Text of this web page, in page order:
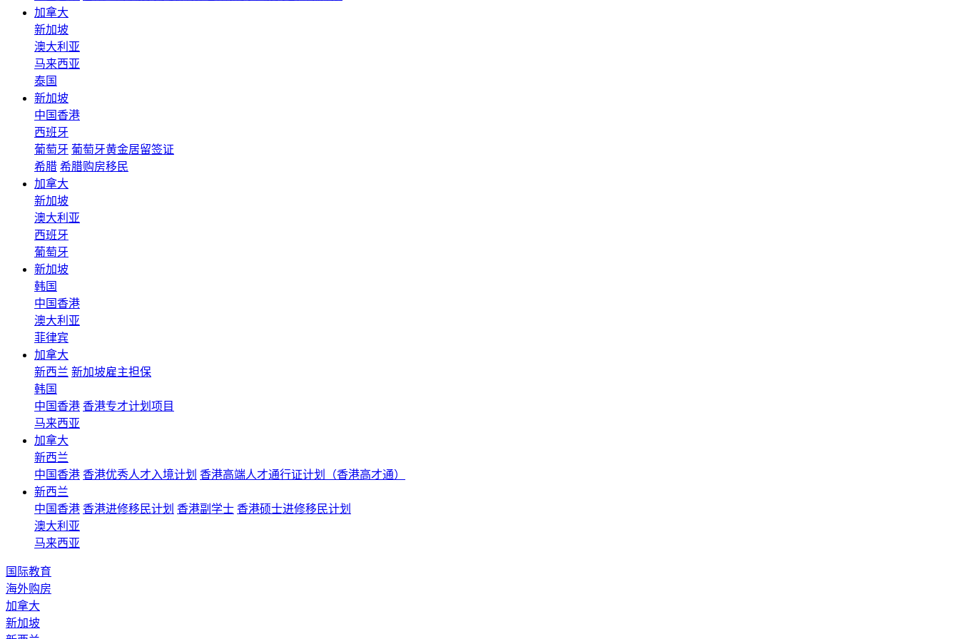
加拿大
新加坡
澳大利亚
马来西亚
泰国
新加坡
中国香港
西班牙
葡萄牙 葡萄牙黄金居留签证
希腊 希腊购房移民
加拿大
新加坡
澳大利亚
西班牙
葡萄牙
新加坡
韩国
中国香港
澳大利亚
菲律宾
加拿大
新西兰 新加坡雇主担保
韩国
中国香港 香港专才计划项目
马来西亚
加拿大
新西兰
中国香港 香港优秀人才入境计划 香港高端人才通行证计划（香港高才通）
新西兰
中国香港 香港进修移民计划 香港副学士 香港硕士进修移民计划
澳大利亚
马来西亚
国际教育
海外购房
加拿大
新加坡